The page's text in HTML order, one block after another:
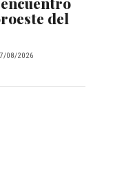
del
08/2026